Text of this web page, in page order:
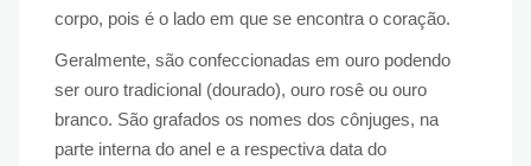
corpo, pois é o lado em que se encontra o coração.
Geralmente, são confeccionadas em ouro podendo
ser ouro tradicional (dourado), ouro rosê ou ouro
branco. São grafados os nomes dos cônjuges, na
parte interna do anel e a respectiva data do